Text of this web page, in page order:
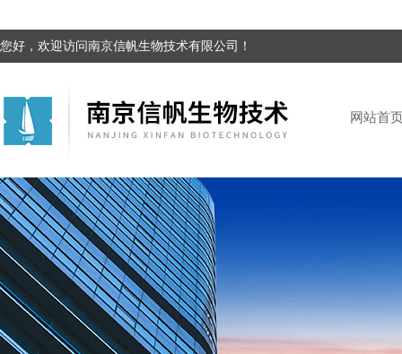
您好，欢迎访问南京信帆生物技术有限公司！
网站首